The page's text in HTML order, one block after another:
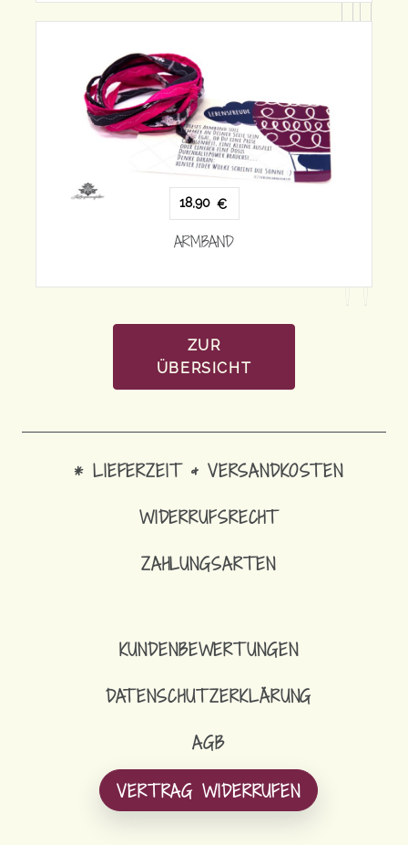
18,90€
18,90
ZUR
ÜBERSICHT
* LIEFERZEIT & VERSANDKOSTEN
WIDERRUFSRECHT
ZAHLUNGSARTEN
KUNDENBEWERTUNGEN
DATENSCHUTZERKLÄRUNG
AGB
VERTRAG WIDERRUFEN